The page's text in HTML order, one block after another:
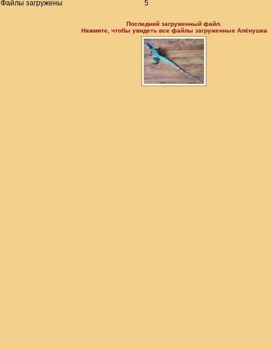
Файлы загружены 5
Последний загруженный файл.
Нажмите, чтобы увидеть все файлы загруженные Алёнушка